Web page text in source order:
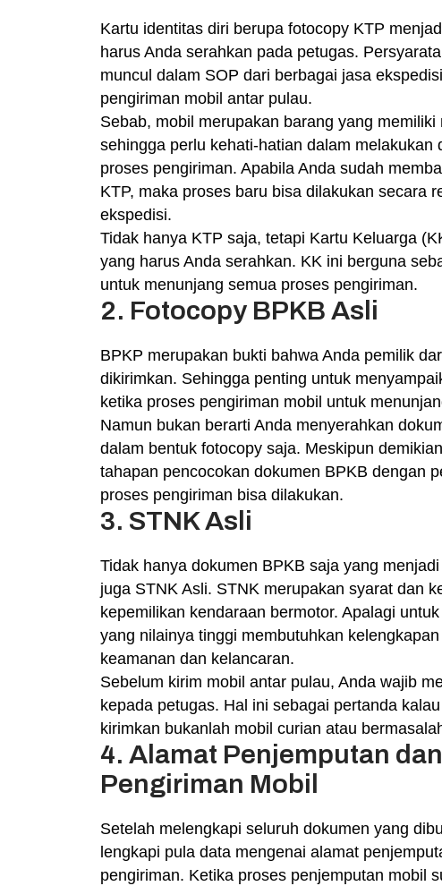
Kartu identitas diri berupa fotocopy KTP
harus Anda serahkan pada petugas.
muncul dalam SOP dari berbagai jasa
pengiriman mobil antar pulau.
Sebab, mobil merupakan barang yang memiliki
sehingga perlu kehati-hatian dalam melakukan
proses pengiriman. Apabila Anda sudah
KTP, maka proses baru bisa dilakukan secara
ekspedisi.
Tidak hanya KTP saja, tetapi Kartu Keluarga
yang harus Anda serahkan. KK ini berguna
untuk menunjang semua proses pengiriman.
2. Fotocopy BPKB Asli
BPKP merupakan bukti bahwa Anda pemilik
dikirimkan. Sehingga penting untuk
ketika proses pengiriman mobil untuk
Namun bukan berarti Anda menyerahkan
dalam bentuk fotocopy saja. Meskipun
tahapan pencocokan dokumen BPKB dengan
proses pengiriman bisa dilakukan.
3. STNK Asli
Tidak hanya dokumen BPKB saja yang
juga STNK Asli. STNK merupakan syarat dan
kepemilikan kendaraan bermotor. Apalagi
yang nilainya tinggi membutuhkan
keamanan dan kelancaran.
Sebelum kirim mobil antar pulau, Anda wajib
kepada petugas. Hal ini sebagai pertanda
kirimkan bukanlah mobil curian atau
4. Alamat Penjemputan
Pengiriman Mobil
Setelah melengkapi seluruh dokumen yang
lengkapi pula data mengenai alamat
pengiriman. Ketika proses penjemputan mobil